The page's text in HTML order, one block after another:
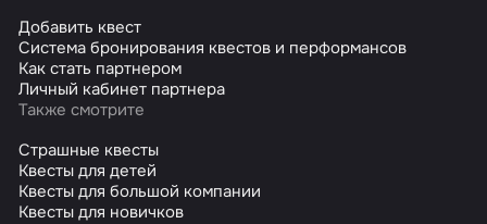
Добавить квест
Система бронирования квестов и перформансов
Как стать партнером
Личный кабинет партнера
Также смотрите
Страшные квесты
Квесты для детей
Квесты для большой компании
Квесты для новичков